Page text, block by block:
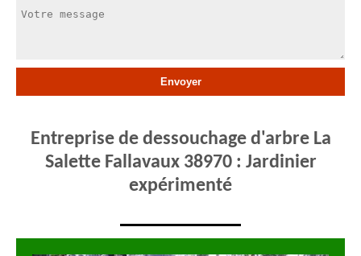
Entreprise de dessouchage d'arbre La
Salette Fallavaux 38970 : Jardinier
expérimenté